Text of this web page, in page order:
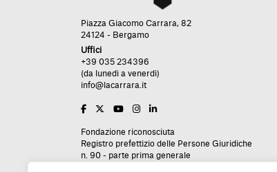
Piazza Giacomo Carrara, 82
24124 - Bergamo
Uffici
+39 035 234396
(da lunedì a venerdì)
info@lacarrara.it
Fondazione riconosciuta
Registro prefettizio delle Persone Giuridiche
n. 90 - parte prima generale